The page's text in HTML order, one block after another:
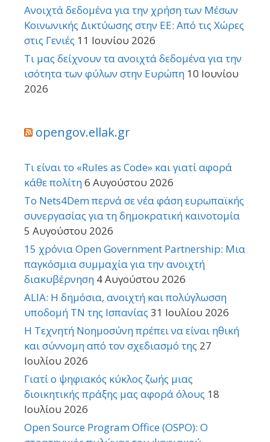
Ανοιχτά δεδομένα για την χρήση των Μέσων
Κοινωνικής Δικτύωσης στην ΕΕ: Από τις Χώρες
στις Γενιές 11 Ιουνίου 2026
Τι μας δείχνουν τα ανοιχτά δεδομένα για την
ισότητα των φύλων στην Ευρώπη 10 Ιουνίου
2026
opengov.ellak.gr
Τι είναι το «Rules as Code» και γιατί αφορά
κάθε πολίτη6 Αυγούστου 2026
Το Nets4Dem περνά σε νέα φάση ευρωπαϊκής
συνεργασίας για τη δημοκρατική καινοτομία
5 Αυγούστου 2026
15 χρόνια Open Government Partnership: Μια
παγκόσμια συμμαχία για την ανοιχτή
διακυβέρνηση 4 Αυγούστου 2026
ALIA: Η δημόσια, ανοιχτή και πολύγλωσση
υποδομή ΤΝ της Ισπανίας 31 Ιουλίου 2026
Η Τεχνητή Νοημοσύνη πρέπει να είναι ηθική
και σύννομη από τον σχεδιασμό της 27
Ιουλίου 2026
Γιατί ο ψηφιακός κύκλος ζωής μιας
διοικητικής πράξης μας αφορά όλους 18
Ιουλίου 2026
Open Source Program Office (OSPO): Ο